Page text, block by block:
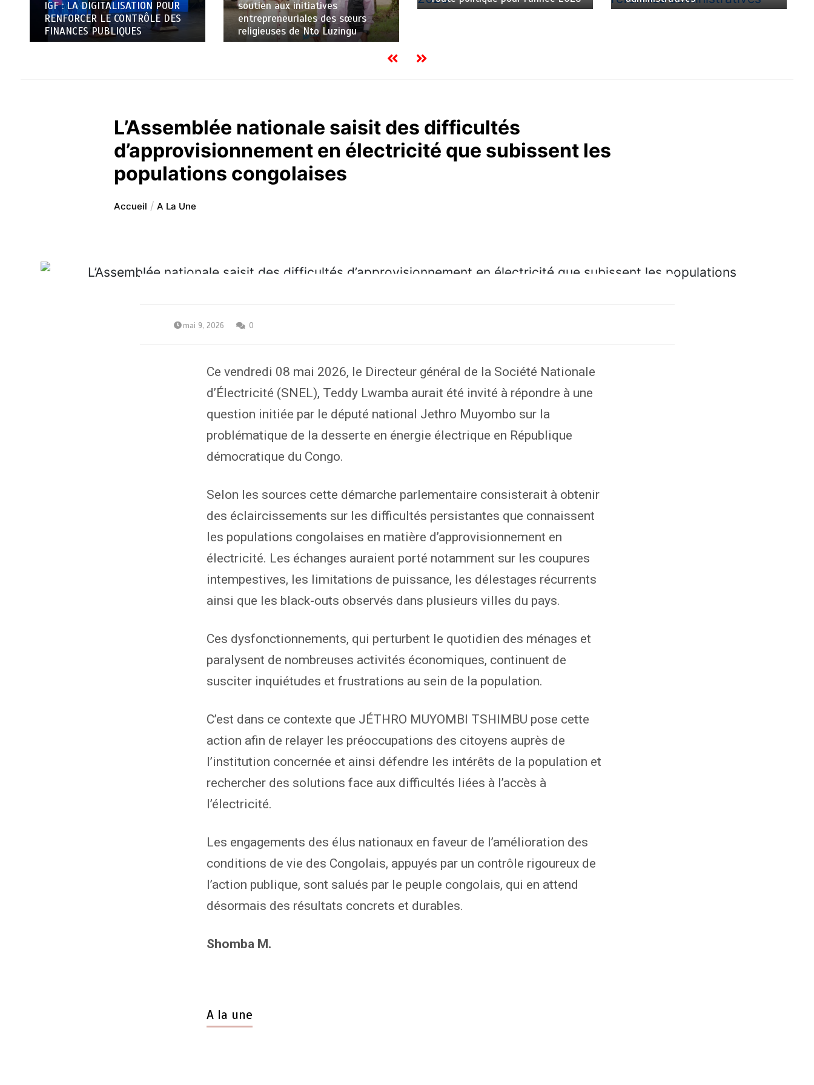
IGF : LA DIGITALISATION POUR
RENFORCER LE CONTRÔLE DES
FINANCES PUBLIQUES
soutien aux initiatives
entrepreneuriales des sœurs
religieuses de Nto Luzingu
L’Assemblée nationale saisit des difficultés
d’approvisionnement en électricité que subissent les
populations congolaises
Accueil A La Une
mai 9, 2026 0
Ce vendredi 08 mai 2026, le Directeur général de la Société Nationale
d’Électricité (SNEL), Teddy Lwamba aurait été invité à répondre à une
question initiée par le député national Jethro Muyombo sur la
problématique de la desserte en énergie électrique en République
démocratique du Congo.
Selon les sources cette démarche parlementaire consisterait à obtenir
des éclaircissements sur les difficultés persistantes que connaissent
les populations congolaises en matière d’approvisionnement en
électricité. Les échanges auraient porté notamment sur les coupures
intempestives, les limitations de puissance, les délestages récurrents
ainsi que les black-outs observés dans plusieurs villes du pays.
Ces dysfonctionnements, qui perturbent le quotidien des ménages et
paralysent de nombreuses activités économiques, continuent de
susciter inquiétudes et frustrations au sein de la population.
C’est dans ce contexte que JÉTHRO MUYOMBI TSHIMBU pose cette
action afin de relayer les préoccupations des citoyens auprès de
l’institution concernée et ainsi défendre les intérêts de la population et
rechercher des solutions face aux difficultés liées à l’accès à
l’électricité.
Les engagements des élus nationaux en faveur de l’amélioration des
conditions de vie des Congolais, appuyés par un contrôle rigoureux de
l’action publique, sont salués par le peuple congolais, qui en attend
désormais des résultats concrets et durables.
Shomba M.
A la une